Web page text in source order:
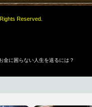
Reserved.
金に困らない人生を送るには？